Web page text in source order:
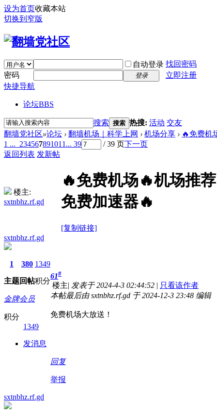
设为首页收藏本站
切换到窄版
自动登录 找回密码
密码
登录
立即注册
快捷导航
论坛BBS
搜索 搜索 热搜: 活动 交友
翻墙党社区»论坛 › 翻墙机场｜科学上网 › 机场分享 › 🔥免费机
1 ... 234567891011 ... 39 / 39 页下一页
返回列表 发新帖
楼主:
sxtnbhz.rf.gd
🔥免费机场🔥机场推
免费加速器🔥
[复制链接]
sxtnbhz.rf.gd
1
主题
380
回帖
1349
积分
金牌会员
积分
1349
发消息
61#
楼主| 发表于 2024-4-3 02:44:52 | 只看该作者
本帖最后由 sxtnbhz.rf.gd 于 2024-12-3 23:48 编辑
免费机场大放送！
回复
举报
sxtnbhz.rf.gd